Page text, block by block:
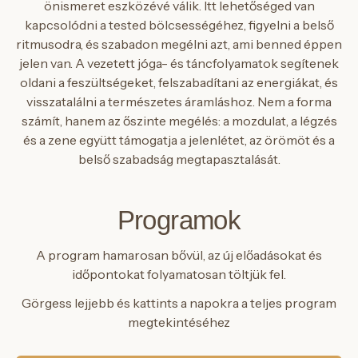
önismeret eszközévé válik. Itt lehetőséged van
kapcsolódni a tested bölcsességéhez, figyelni a belső
ritmusodra, és szabadon megélni azt, ami benned éppen
jelen van. A vezetett jóga- és táncfolyamatok segítenek
oldani a feszültségeket, felszabadítani az energiákat, és
visszatalálni a természetes áramláshoz. Nem a forma
számít, hanem az őszinte megélés: a mozdulat, a légzés
és a zene együtt támogatja a jelenlétet, az örömöt és a
belső szabadság megtapasztalását.
Programok
A program hamarosan bővül, az új előadásokat és
időpontokat folyamatosan töltjük fel.
Görgess lejjebb és kattints a napokra a teljes program
megtekintéséhez